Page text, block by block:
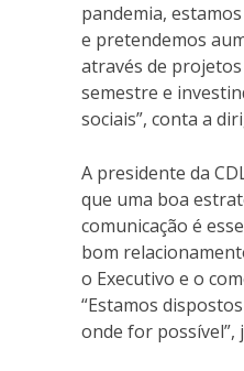
pandemia,
e pretendemos
através de
semestre e
sociais”, conta a
A presidente da
que uma boa
comunicação é
bom
o Executivo e o
“Estamos
onde for possível”,